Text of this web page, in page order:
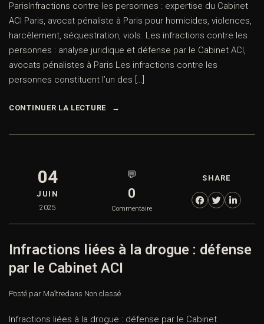
ParisInfractions contre les personnes : expertise du Cabinet
ACI Paris, avocat pénaliste à Paris pour homicides, violences,
harcèlement, séquestration, viols. Les infractions contre les
personnes : analyse juridique et défense par le Cabinet ACI,
avocats pénalistes à Paris Les infractions contre les
personnes constituent l’un des […]
CONTINUER LA LECTURE
04
JUIN
2025
💬
0
Commentaire
SHARE
Infractions liées à la drogue : défense
par le Cabinet ACI
Posté par Maîtredans Non classé
Infractions liées à la drogue : défense par le Cabinet